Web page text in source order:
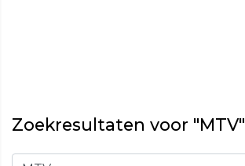
Zoekresultaten voor "MTV"